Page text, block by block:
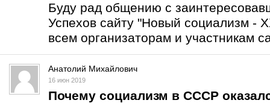
Буду рад общению с
Успехов сайту "Новый социализм -
всем организаторам и участникам
Анатолий Михайлович
16 июн 2019
Почему социализм в СССР